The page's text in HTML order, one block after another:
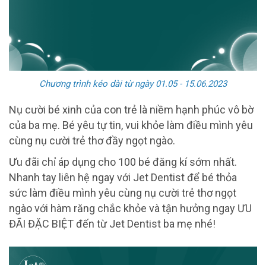
Chương trình kéo dài từ ngày 01.05 - 15.06.2023
Nụ cười bé xinh của con trẻ là niềm hạnh phúc vô bờ
của ba mẹ. Bé yêu tự tin, vui khỏe làm điều mình yêu
cùng nụ cười trẻ thơ đầy ngọt ngào.
Ưu đãi chỉ áp dụng cho 100 bé đăng kí sớm nhất.
Nhanh tay liên hệ ngay với Jet Dentist để bé thỏa
sức làm điều mình yêu cùng nụ cười trẻ thơ ngọt
ngào với hàm răng chắc khỏe và tận hưởng ngay ƯU
ĐÃI ĐẶC BIỆT đến từ Jet Dentist ba mẹ nhé!